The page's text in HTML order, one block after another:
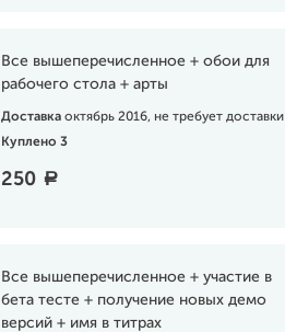
Все вышеперечисленное + обои для
рабочего стола + арты
Доставка октябрь 2016, не требует доставки
Куплено 3
250 a
Все вышеперечисленное + участие в
бета тесте + получение новых демо
версий + имя в титрах